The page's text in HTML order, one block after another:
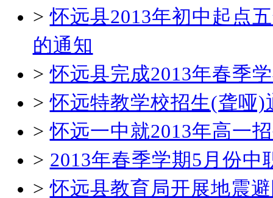
>怀远县2013年初中起点
的通知
>怀远县完成2013年春季
>怀远特教学校招生(聋哑)
>怀远一中就2013年高一
> 2013年春季学期5月份中
>怀远县教育局开展地震